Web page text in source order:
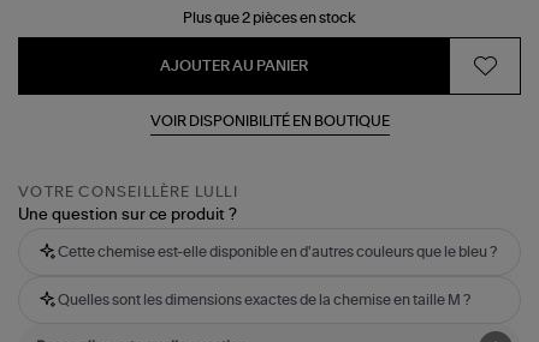
Plus que 2 pièces en stock
AJOUTER AU PANIER
VOIR DISPONIBILITÉ EN BOUTIQUE
VOTRE CONSEILLÈRE LULLI
Une question sur ce produit ?
Cette chemise est-elle disponible en d'autres couleurs que le bleu ?
Quelles sont les dimensions exactes de la chemise en taille M ?